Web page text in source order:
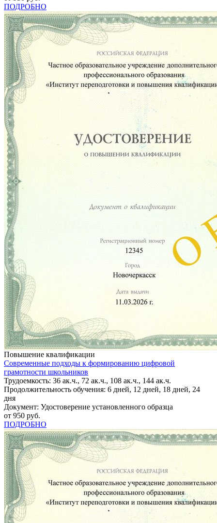
ПОДРОБНО
Повышение квалификации
Современные подходы к формированию цифровой
грамотности школьников
Трудоемкость: 36 ак.ч., 72 ак.ч., 108 ак.ч., 144 ак.ч.
Продолжительность обучения: 6 дней, 12 дней, 18 дней, 24
дня
Документ: Удостоверение установленного образца
от 950 руб.
ПОДРОБНО